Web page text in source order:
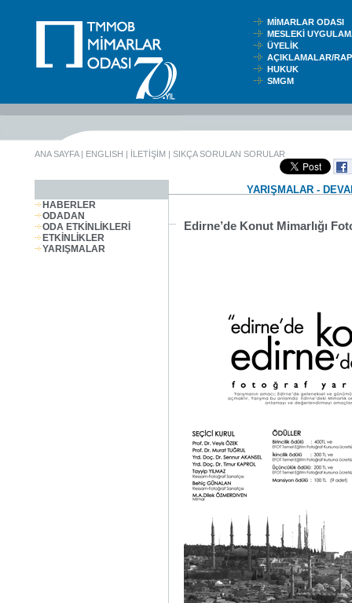
MİMARLAR ODASI
MESLEKİ
ÜYELİK
AÇIKLAMALAR/
HUKUK
SMGM
ANA SAYFA| ENGLISH | İLETİŞİM | SIKÇA SORULAN SORULAR
HABERLER
ODADAN
ODA ETKİNLİKLERİ
ETKİNLİKLER
YARIŞMALAR
YARIŞMALAR -
Edirne’de Konut Mimarlığı